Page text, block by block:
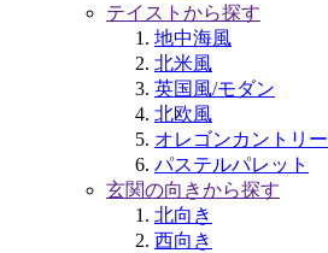
テイストから探す
地中海風
北米風
英国風/モダン
北欧風
オレゴンカントリー
パステルパレット
玄関の向きから探す
北向き
西向き